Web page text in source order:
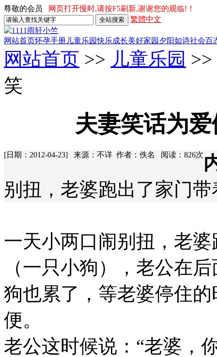
尊敬的会员
网页打开慢时,请按F5刷新,谢谢您的观临!！
繁體中文
网站首页怀孕手册 儿童乐园快乐成长美好家园 夕阳如诗社会百
网站首页 >> 儿童乐园
笑
夫妻笑话为
[日期：2012-04-23] 来源：不详 作者：佚名 阅读： 826次
别扭，老婆跑出了家门
一天小两口闹别扭，老
（一只小狗），老公在
狗也累了，等老婆停住
便。
老公这时候说：“老婆，